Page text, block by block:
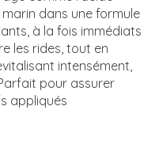
dans une formule
à la fois immédiats
les rides, tout en
intensément,
pour assurer
appliqués